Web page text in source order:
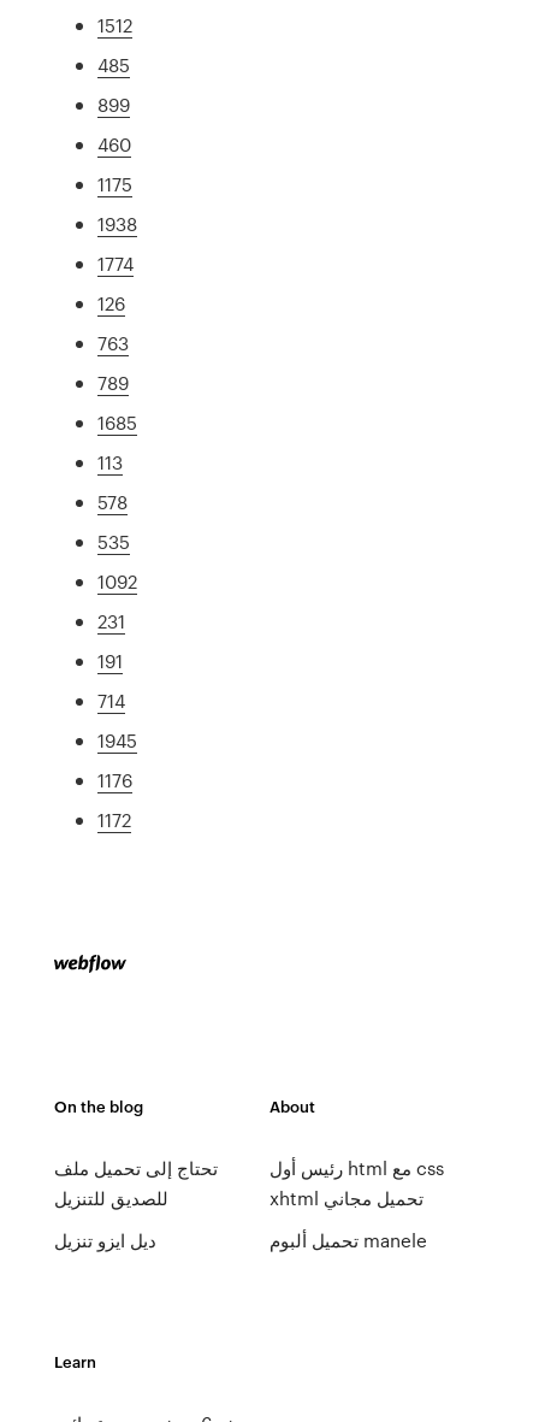
1512
485
899
460
1175
1938
1774
126
763
789
1685
113
578
535
1092
231
191
714
1945
1176
1172
On the blog
تحتاج إلى تحميل ملف
للصديق للتنزيل
ديل ايزو تنزيل
About
رئيس أول html مع css
xhtml تحميل مجاني
تحميل ألبوم manele
Learn